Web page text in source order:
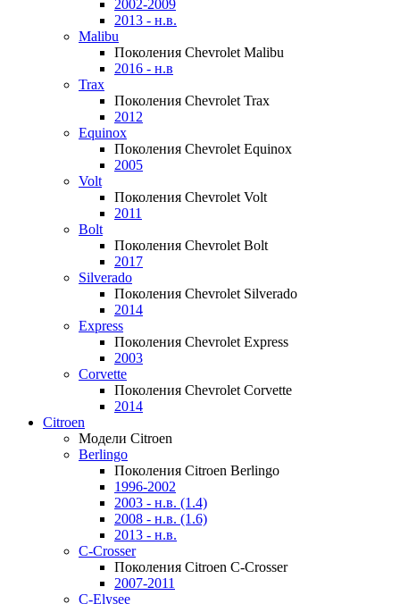
2002-2009
2013 - н.в.
Malibu
Поколения Chevrolet Malibu
2016 - н.в
Trax
Поколения Chevrolet Trax
2012
Equinox
Поколения Chevrolet Equinox
2005
Volt
Поколения Chevrolet Volt
2011
Bolt
Поколения Chevrolet Bolt
2017
Silverado
Поколения Chevrolet Silverado
2014
Express
Поколения Chevrolet Express
2003
Corvette
Поколения Chevrolet Corvette
2014
Citroen
Модели Citroen
Berlingo
Поколения Citroen Berlingo
1996-2002
2003 - н.в. (1.4)
2008 - н.в. (1.6)
2013 - н.в.
C-Crosser
Поколения Citroen C-Crosser
2007-2011
C-Elysee